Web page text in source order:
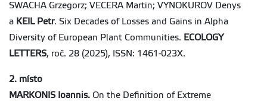
SWACHA Grzegorz; VECERA Martin; VYNOKUROV Denys
a KEIL Petr. Six Decades of Losses and Gains in Alpha
Diversity of European Plant Communities. ECOLOGY
LETTERS, roč. 28 (2025), ISSN: 1461-023X.
2. místo
MARKONIS Ioannis. On the Definition of Extreme